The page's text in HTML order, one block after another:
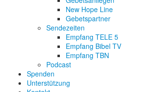
New Hope Line
Gebetspartner
Sendezeiten
Empfang TELE 5
Empfang Bibel TV
Empfang TBN
Podcast
Spenden
Unterstützung